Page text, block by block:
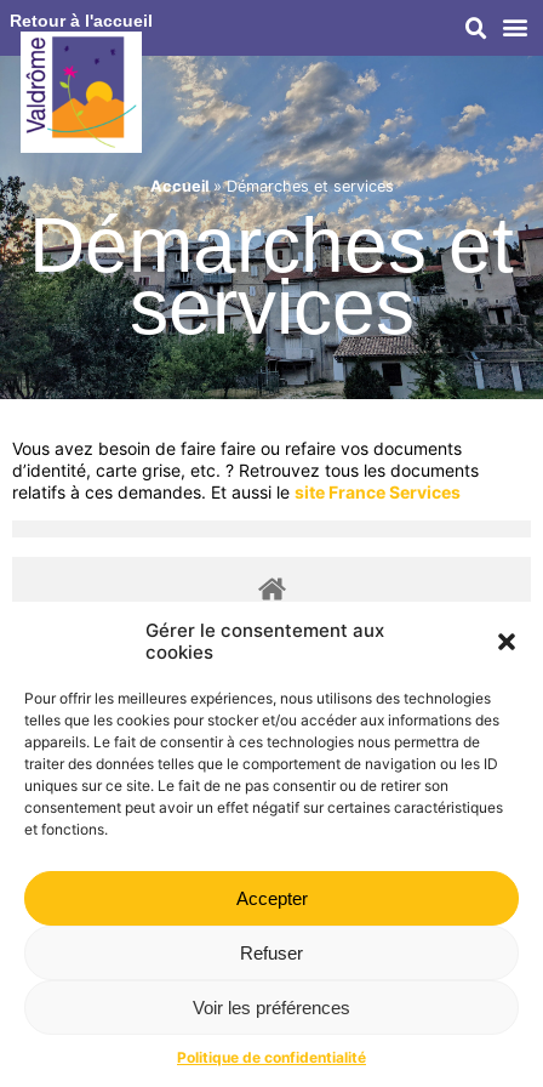
Gérer le consentement aux
cookies
Pour offrir les meilleures expériences, nous utilisons des technologies
telles que les cookies pour stocker et/ou accéder aux informations des
appareils. Le fait de consentir à ces technologies nous permettra de
traiter des données telles que le comportement de navigation ou les ID
uniques sur ce site. Le fait de ne pas consentir ou de retirer son
consentement peut avoir un effet négatif sur certaines caractéristiques
et fonctions.
Accepter
Refuser
Voir les préférences
Politique de confidentialité
Retour à l'accueil
Accueil»Démarches et services
Démarches et
services
Vous avez besoin de faire faire ou refaire vos documents
d’identité, carte grise, etc. ? Retrouvez tous les documents
relatifs à ces demandes. Et aussi le site France Services
©Direction de l'information légale et administrative
comarquage developpé par
21 40 70